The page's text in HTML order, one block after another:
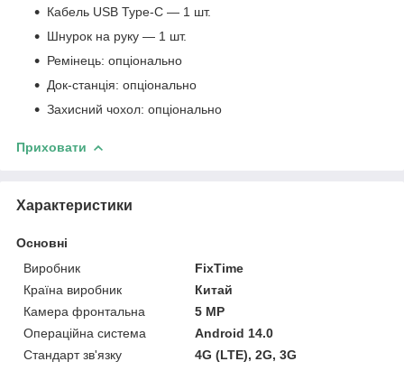
Кабель USB Type-C — 1 шт.
Шнурок на руку — 1 шт.
Ремінець: опціонально
Док-станція: опціонально
Захисний чохол: опціонально
Приховати
Характеристики
Основні
Виробник
FixTime
Країна виробник
Китай
Камера фронтальна
5 MP
Операційна система
Android 14.0
Стандарт зв'язку
4G (LTE), 2G, 3G